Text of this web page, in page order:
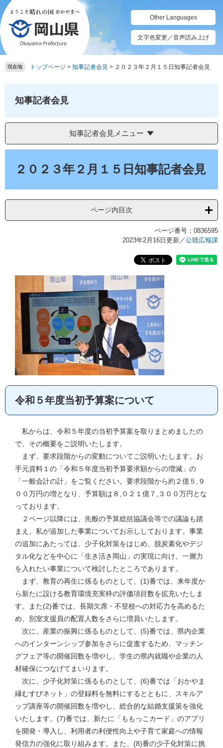
ペ
ー
ジ
の
先
頭
メ
ニ
ュ
ー
を
飛
Other Languages
文字色変更／音声読み上げ
現在地 トップページ > 知事記者会見 > ２０２３年２月１５日知事記者会見
知事記者会見
知事記者会見メニュー
２０２３年２月１５日知事記者会見
ページ内目次
ページ番号：0836595
2023年2月16日更新／公聴広報課
令和５年度当初予算案について
私からは、令和５年度の当初予算案を取りまとめましたの
で、その概要をご説明いたします。
まず、要求段階からの変動についてご説明いたします。お
手元資料１の「令和５年度当初予算要求額からの増減」の
「一般会計の計」をご覧ください。要求段階から約２億５,９
００万円の増となり、予算額は８,０２１億７,３００万円とな
っております。
２ページ以降には、先般の予算総括協議会等での議論も踏
まえ、私が追加した事業についてお示ししております。事業
の追加にあたっては、少子化対策をはじめ、脱炭素化やデジ
タル化などを中心に「生き活き岡山」の実現に向け、一層力
を入れたい事業について検討したところであります。
まず、教育の再生に係るものとして、(1)番では、来年度か
ら新たに設ける教育環境充実枠の評価項目数を拡充いたしま
す。また(2)番では、長期欠席・不登校への対応力を高めるた
め、別室支援員の配置人数をさらに増員いたします。
次に、産業の振興に係るものとして、(5)番では、県内企業
へのインターンシップ参加をさらに促進するため、マッチン
グフェア等の開催回数を増やし、学生の県内就職や企業の人
材確保につなげてまいります。
次に、少子化対策に係るものとして、(6)番では「おかやま
縁むすびネット」の登録料を無料にするとともに、スキルア
ップ講座等の開催回数を増やし、総合的な結婚支援策を強化
いたします。(7)番では、新たに「ももっこカード」のアプリ
を開発・導入し、利用者の利便性向上や子育て家庭への情報
発信力の強化に取り組みます。また、(8)番の少子化対策に挑